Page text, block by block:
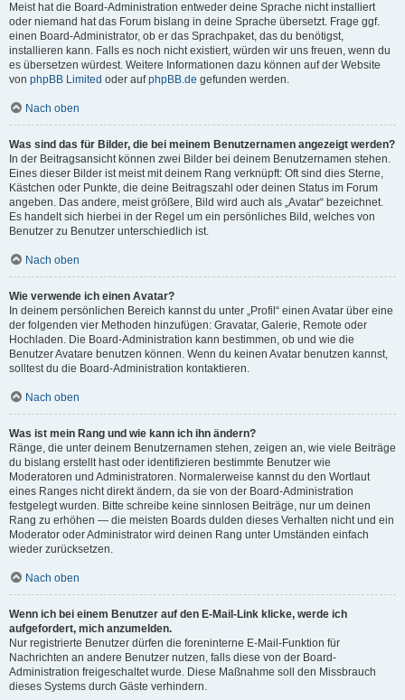
Meist hat die Board-Administration entweder deine Sprache nicht installiert
oder niemand hat das Forum bislang in deine Sprache übersetzt. Frage ggf.
einen Board-Administrator, ob er das Sprachpaket, das du benötigst,
installieren kann. Falls es noch nicht existiert, würden wir uns freuen, wenn du
es übersetzen würdest. Weitere Informationen dazu können auf der Website
von phpBB Limited oder aufphpBB.de gefunden werden.
Nach oben
Was sind das für Bilder, die bei meinem Benutzernamen angezeigt werden?
In der Beitragsansicht können zwei Bilder bei deinem Benutzernamen stehen.
Eines dieser Bilder ist meist mit deinem Rang verknüpft: Oft sind dies Sterne,
Kästchen oder Punkte, die deine Beitragszahl oder deinen Status im Forum
angeben. Das andere, meist größere, Bild wird auch als „Avatar“ bezeichnet.
Es handelt sich hierbei in der Regel um ein persönliches Bild, welches von
Benutzer zu Benutzer unterschiedlich ist.
Nach oben
Wie verwende ich einen Avatar?
In deinem persönlichen Bereich kannst du unter „Profil“ einen Avatar über eine
der folgenden vier Methoden hinzufügen: Gravatar, Galerie, Remote oder
Hochladen. Die Board-Administration kann bestimmen, ob und wie die
Benutzer Avatare benutzen können. Wenn du keinen Avatar benutzen kannst,
solltest du die Board-Administration kontaktieren.
Nach oben
Was ist mein Rang und wie kann ich ihn ändern?
Ränge, die unter deinem Benutzernamen stehen, zeigen an, wie viele Beiträge
du bislang erstellt hast oder identifizieren bestimmte Benutzer wie
Moderatoren und Administratoren. Normalerweise kannst du den Wortlaut
eines Ranges nicht direkt ändern, da sie von der Board-Administration
festgelegt wurden. Bitte schreibe keine sinnlosen Beiträge, nur um deinen
Rang zu erhöhen — die meisten Boards dulden dieses Verhalten nicht und ein
Moderator oder Administrator wird deinen Rang unter Umständen einfach
wieder zurücksetzen.
Nach oben
Wenn ich bei einem Benutzer auf den E-Mail-Link klicke, werde ich
aufgefordert, mich anzumelden.
Nur registrierte Benutzer dürfen die foreninterne E-Mail-Funktion für
Nachrichten an andere Benutzer nutzen, falls diese von der Board-
Administration freigeschaltet wurde. Diese Maßnahme soll den Missbrauch
dieses Systems durch Gäste verhindern.